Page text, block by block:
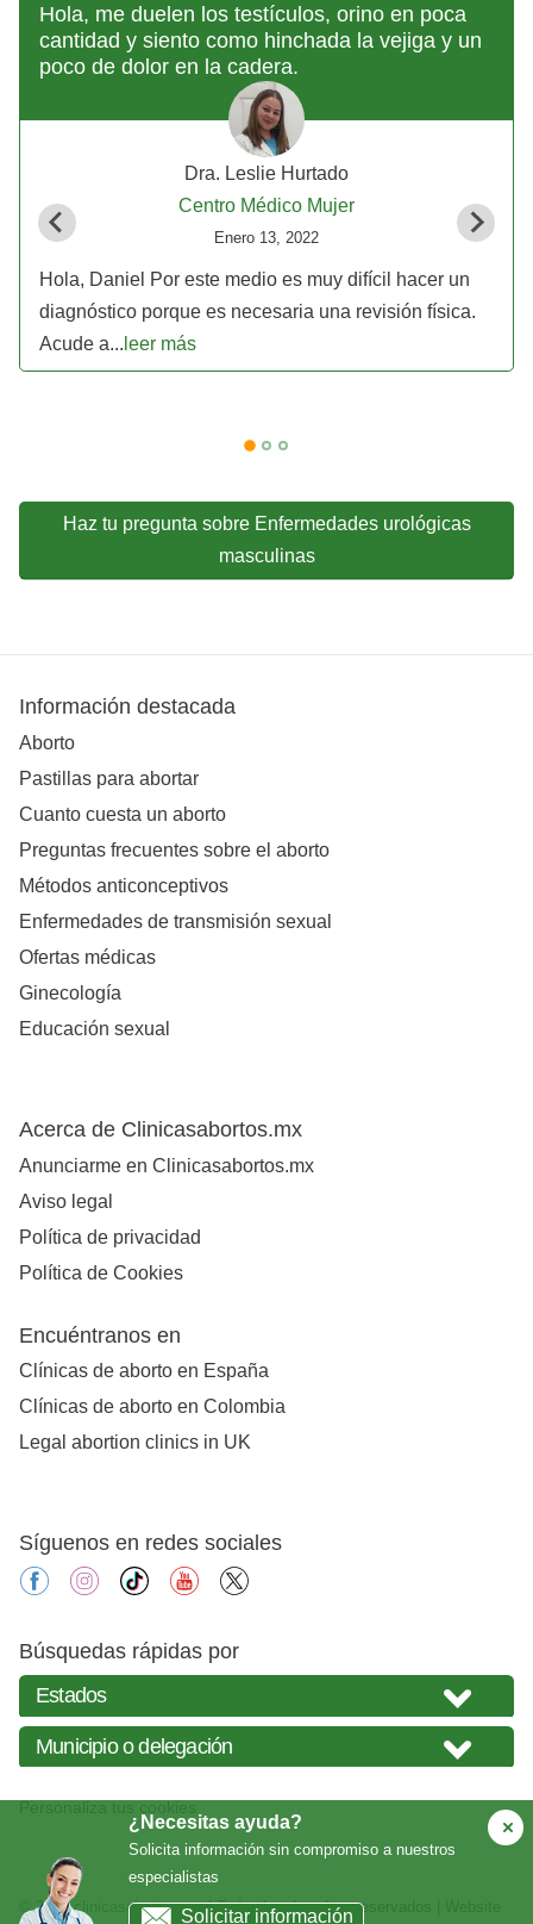
Hola, me duelen los testículos, orino en poca
cantidad y siento como hinchada la vejiga y un
poco de dolor en la cadera.
Dra. Leslie Hurtado
Centro Médico Mujer
Enero 13, 2022
Hola, Daniel Por este medio es muy difícil hacer un
diagnóstico porque es necesaria una revisión física.
Acude a... leer más
Haz tu pregunta sobre Enfermedades urológicas
masculinas
¿Necesitas ayuda?
Solicita información sin compromiso a nuestros
especialistas
Solicitar información
Información destacada
Aborto
Pastillas para abortar
Cuanto cuesta un aborto
Preguntas frecuentes sobre el aborto
Métodos anticonceptivos
Enfermedades de transmisión sexual
Ofertas médicas
Ginecología
Educación sexual
Acerca de Clinicasabortos.mx
Anunciarme en Clinicasabortos.mx
Aviso legal
Política de privacidad
Política de Cookies
Encuéntranos en
Clínicas de aborto en España
Clínicas de aborto en Colombia
Legal abortion clinics in UK
Síguenos en redes sociales
facebookinstagram
tiktok youtube
Búsquedas rápidas por
© 2026clinicasabortos.mx| Todos los derechos reservados | Website